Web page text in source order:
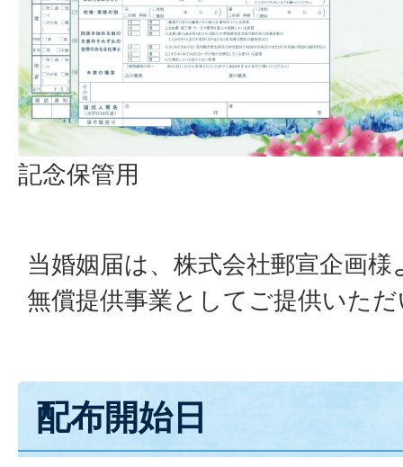
記念保管用
当婚姻届は、株式会社郵宣企画
無償提供事業としてご提供いた
配布開始日